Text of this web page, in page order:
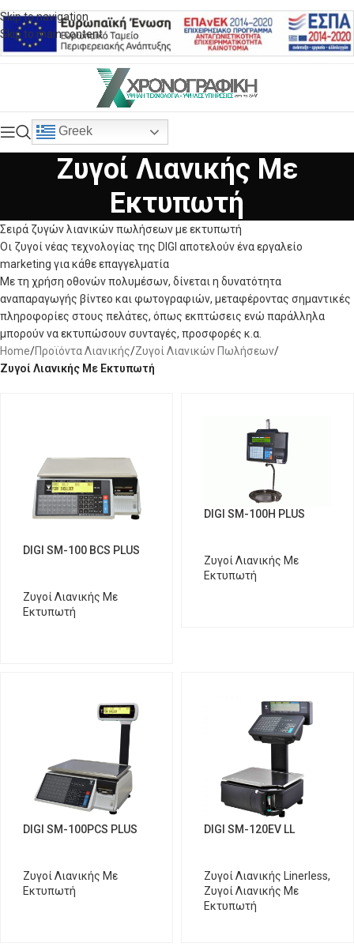
Skip to navigation
Skip to main content
Greek
Ζυγοί Λιανικής Με
Εκτυπωτή
Σειρά ζυγών λιανικών πωλήσεων με εκτυπωτή
Οι ζυγοί νέας τεχνολογίας της DIGI αποτελούν ένα εργαλείο
marketing για κάθε επαγγελματία
Με τη χρήση οθονών πολυμέσων, δίνεται η δυνατότητα
αναπαραγωγής βίντεο και φωτογραφιών, μεταφέροντας σημαντικές
πληροφορίες στους πελάτες, όπως εκπτώσεις ενώ παράλληλα
μπορούν να εκτυπώσουν συνταγές, προσφορές κ.α.
Home/Προϊόντα Λιανικής/Ζυγοί Λιανικών Πωλήσεων/
Ζυγοί Λιανικής Με Εκτυπωτή
DIGI SM-100 BCS PLUS
Ζυγοί Λιανικής Με
Εκτυπωτή
DIGI SM-100H PLUS
Ζυγοί Λιανικής Με
Εκτυπωτή
DIGI SM-100PCS PLUS
Ζυγοί Λιανικής Με
Εκτυπωτή
DIGI SM-120EV LL
Ζυγοί Λιανικής Linerless,
Ζυγοί Λιανικής Με
Εκτυπωτή